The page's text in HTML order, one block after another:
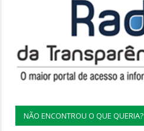
NÃO ENCONTROU O QUE QUERIA?